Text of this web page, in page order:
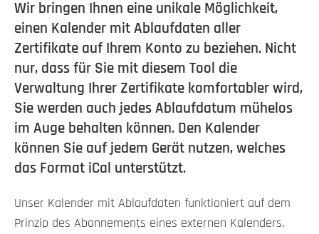
Wir bringen Ihnen eine unikale Möglichkeit,
einen Kalender mit Ablaufdaten aller
Zertifikate auf Ihrem Konto zu beziehen. Nicht
nur, dass für Sie mit diesem Tool die
Verwaltung Ihrer Zertifikate komfortabler wird,
Sie werden auch jedes Ablaufdatum mühelos
im Auge behalten können. Den Kalender
können Sie auf jedem Gerät nutzen, welches
das Format iCal unterstützt.
Unser Kalender mit Ablaufdaten funktioniert auf dem
Prinzip des Abonnements eines externen Kalenders,